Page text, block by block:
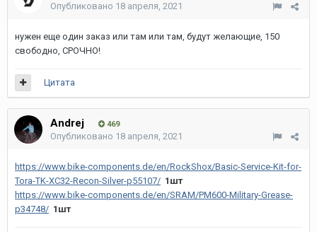
Опубликовано 18 апреля, 2021
нужен еще один заказ или там или там, будут желающие, 150
свободно, СРОЧНО!
Цитата
Andrej 469
Опубликовано 18 апреля, 2021
https://www.bike-components.de/en/RockShox/Basic-Service-Kit-for-
Tora-TK-XC32-Recon-Silver-p55107/ 1шт
https://www.bike-components.de/en/SRAM/PM600-Military-Grease-
p34748/ 1шт